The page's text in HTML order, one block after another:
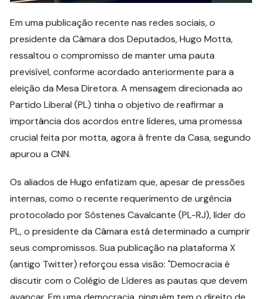
Em uma publicação recente nas redes sociais, o
presidente da Câmara dos Deputados, Hugo Motta,
ressaltou o compromisso de manter uma pauta
previsível, conforme acordado anteriormente para a
eleição da Mesa Diretora. A mensagem direcionada ao
Partido Liberal (PL) tinha o objetivo de reafirmar a
importância dos acordos entre líderes, uma promessa
crucial feita por motta, agora à frente da Casa, segundo
apurou a CNN.
Os aliados de Hugo enfatizam que, apesar de pressões
internas, como o recente requerimento de urgência
protocolado por Sóstenes Cavalcante (PL-RJ), líder do
PL, o presidente da Câmara está determinado a cumprir
seus compromissos. Sua publicação na plataforma X
(antigo Twitter) reforçou essa visão: "Democracia é
discutir com o Colégio de Líderes as pautas que devem